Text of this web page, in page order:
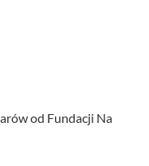
od Fundacji Na